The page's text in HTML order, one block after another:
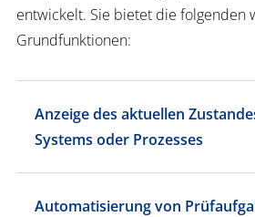
entwickelt. Sie bietet die folgenden
Grundfunktionen:
Anzeige des aktuellen
Systems oder Prozesses
Automatisierung von